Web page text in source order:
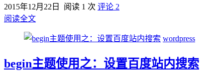
2015年12月22日
阅读 1 次 评论 2
阅读全文
wordpress
begin主题使用之：设置百度站内搜索